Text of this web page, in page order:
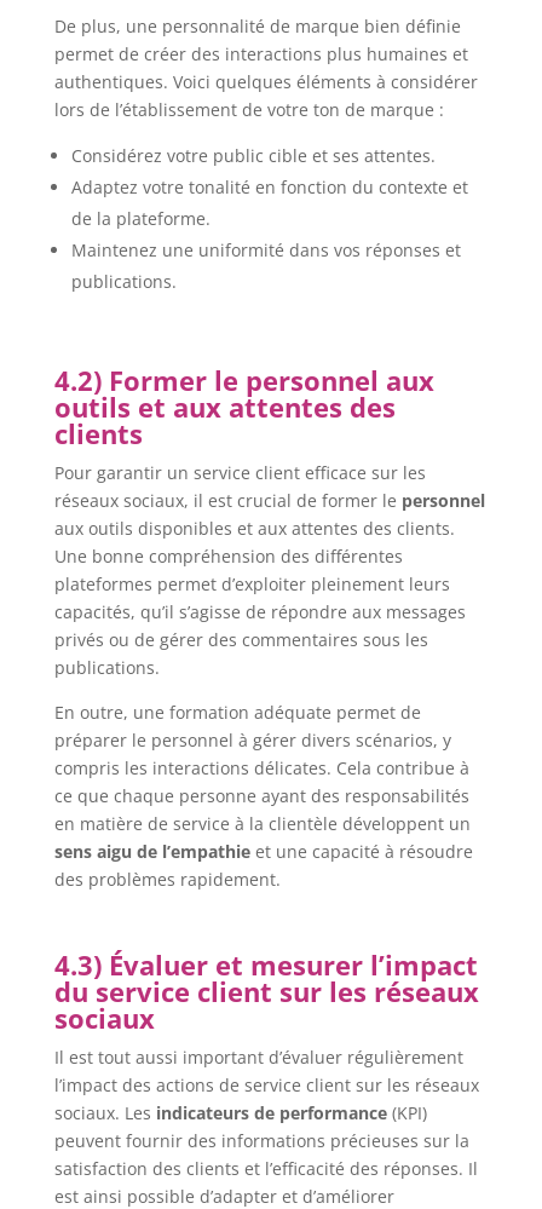
De plus, une personnalité de marque bien définie
permet de créer des interactions plus humaines et
authentiques. Voici quelques éléments à considérer
lors de l’établissement de votre ton de marque :
Considérez votre public cible et ses attentes.
Adaptez votre tonalité en fonction du contexte et
de la plateforme.
Maintenez une uniformité dans vos réponses et
publications.
4.2) Former le personnel aux
outils et aux attentes des
clients
Pour garantir un service client efficace sur les
réseaux sociaux, il est crucial de former le personnel
aux outils disponibles et aux attentes des clients.
Une bonne compréhension des différentes
plateformes permet d’exploiter pleinement leurs
capacités, qu’il s’agisse de répondre aux messages
privés ou de gérer des commentaires sous les
publications.
En outre, une formation adéquate permet de
préparer le personnel à gérer divers scénarios, y
compris les interactions délicates. Cela contribue à
ce que chaque personne ayant des responsabilités
en matière de service à la clientèle développent un
sens aigu de l’empathieet une capacité à résoudre
des problèmes rapidement.
4.3) Évaluer et mesurer l’impact
du service client sur les réseaux
sociaux
Il est tout aussi important d’évaluer régulièrement
l’impact des actions de service client sur les réseaux
sociaux. Les indicateurs de performance(KPI)
peuvent fournir des informations précieuses sur la
satisfaction des clients et l’efficacité des réponses. Il
est ainsi possible d’adapter et d’améliorer